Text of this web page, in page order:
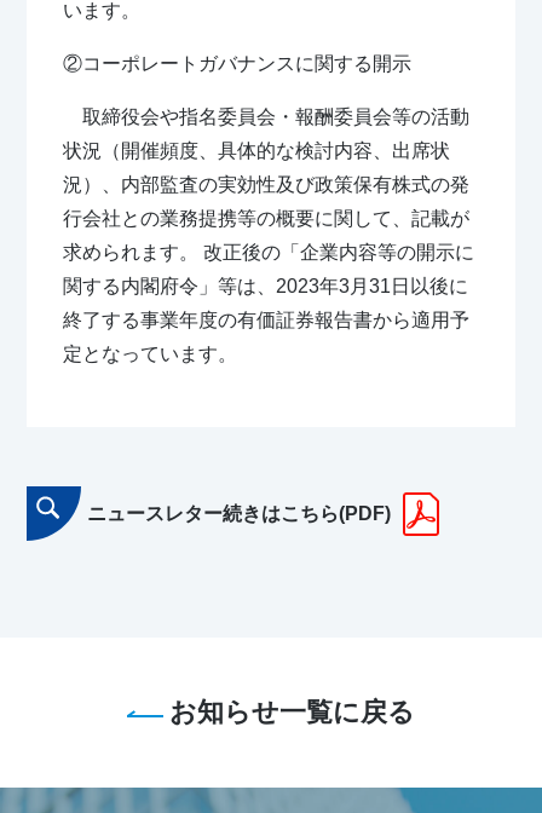
います。
②コーポレートガバナンスに関する開示
取締役会や指名委員会・報酬委員会等の活動
状況（開催頻度、具体的な検討内容、出席状
況）、内部監査の実効性及び政策保有株式の発
行会社との業務提携等の概要に関して、記載が
求められます。 改正後の「企業内容等の開示に
関する内閣府令」等は、2023年3月31日以後に
終了する事業年度の有価証券報告書から適用予
定となっています。
ニュースレター続きはこちら(PDF)
お知らせ一覧に戻る